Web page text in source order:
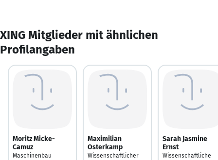
XING Mitglieder mit ähnlichen
Profilangaben
Moritz Micke-
Camuz
Maschinenbau
Maximilian
Osterkamp
Wissenschaftlicher
Sarah Jasmine
Ernst
Wissenschaftliche